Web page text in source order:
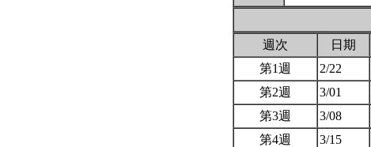
週次
日期
第1週
2/22
第2週
3/01
第3週
3/08
第4週
3/15